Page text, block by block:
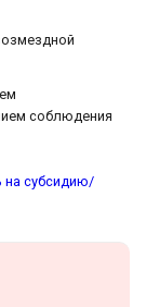
соблюдения
на субсидию/